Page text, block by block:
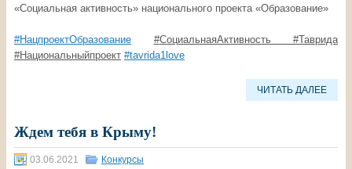
«Социальная активность» национального проекта «Образование»
#НацпроектОбразование #СоциальнаяАктивность #Таврида
#Национальныйпроект #tavrida1love
ЧИТАТЬ ДАЛЕЕ
Ждем тебя в Крыму!
03.06.2021 Конкурсы